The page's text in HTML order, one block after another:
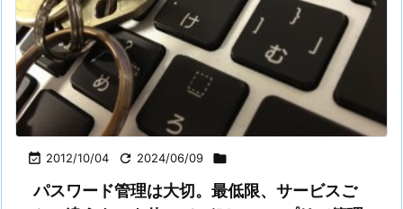
 2012/10/04  2024/06/09 
パスワード管理は大切。最低限、サービスご